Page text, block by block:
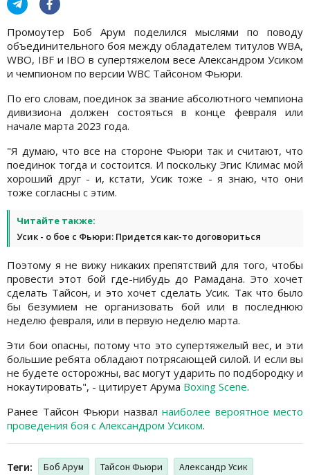
Промоутер Боб Арум поделился мыслями по поводу
объединительного боя между обладателем титулов WBA,
WBO, IBF и IBO в супертяжелом весе Александром Усиком
и чемпионом по версии WBC Тайсоном Фьюри.
По его словам, поединок за звание абсолютного чемпиона
дивизиона должен состояться в конце февраля или
начале марта 2023 года.
"Я думаю, что все на стороне Фьюри так и считают, что
поединок тогда и состоится. И поскольку Эгис Климас мой
хороший друг - и, кстати, Усик тоже - я знаю, что они
тоже согласны с этим.
Читайте также:
Усик - о бое с Фьюри: Придется как-то договориться
Поэтому я не вижу никаких препятствий для того, чтобы
провести этот бой где-нибудь до Рамадана. Это хочет
сделать Тайсон, и это хочет сделать Усик. Так что было
бы безумием не организовать бой или в последнюю
неделю февраля, или в первую неделю марта.
Эти бои опасны, потому что это супертяжелый вес, и эти
большие ребята обладают потрясающей силой. И если вы
не будете осторожны, вас могут ударить по подбородку и
нокаутировать", - цитирует Арума Boxing Scene.
Ранее Тайсон Фьюри назвал наиболее вероятное место
проведения боя с Александром Усиком.
Теги: Боб Арум Тайсон Фьюри Александр Усик